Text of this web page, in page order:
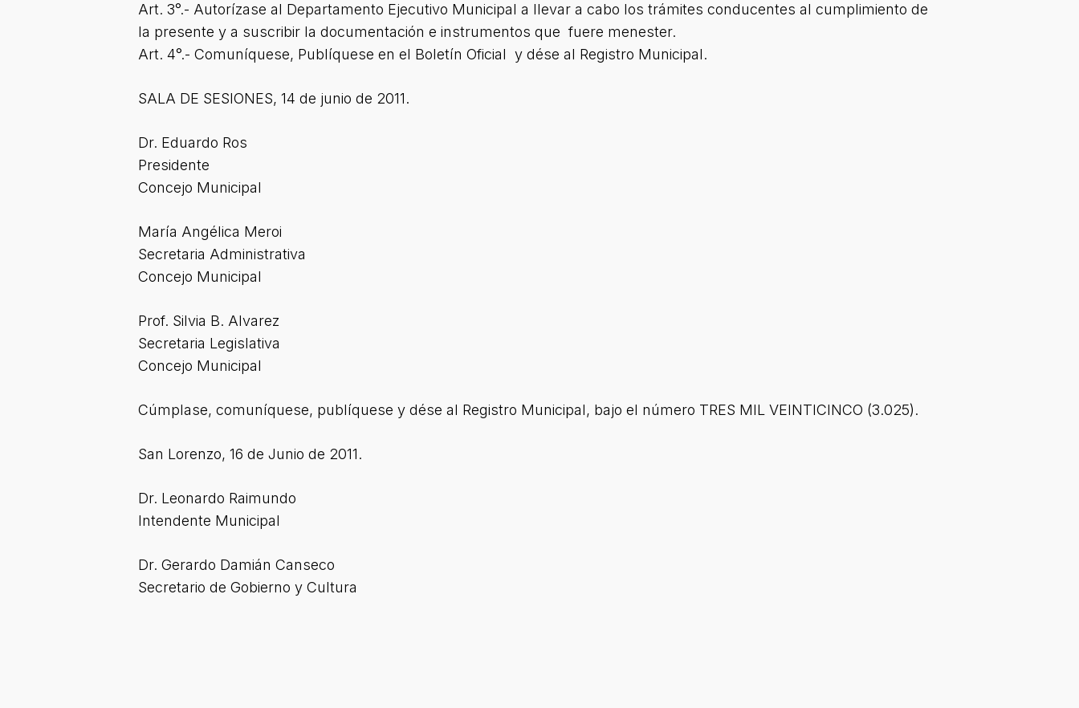
Art. 3°.- Autorízase al Departamento Ejecutivo Municipal a llevar a cabo los trámites conducentes al cumplimiento de
la presente y a suscribir la documentación e instrumentos que fuere menester.
Art. 4°.- Comuníquese, Publíquese en el Boletín Oficial y dése al Registro Municipal.
SALA DE SESIONES, 14 de junio de 2011.
Dr. Eduardo Ros
Presidente
Concejo Municipal
María Angélica Meroi
Secretaria Administrativa
Concejo Municipal
Prof. Silvia B. Alvarez
Secretaria Legislativa
Concejo Municipal
Cúmplase, comuníquese, publíquese y dése al Registro Municipal, bajo el número TRES MIL VEINTICINCO (3.025).
San Lorenzo, 16 de Junio de 2011.
Dr. Leonardo Raimundo
Intendente Municipal
Dr. Gerardo Damián Canseco
Secretario de Gobierno y Cultura